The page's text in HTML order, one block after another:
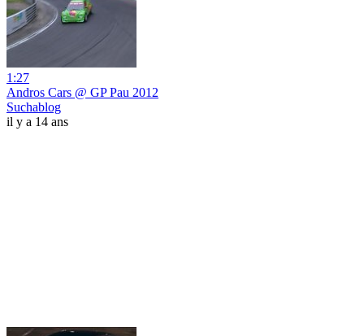
1:27
Andros Cars @ GP Pau 2012
Suchablog
il y a 14 ans